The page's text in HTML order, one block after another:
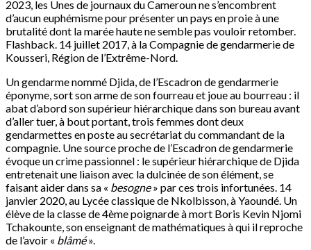
2023, les Unes de journaux du Cameroun ne s’encombrent
d’aucun euphémisme pour présenter un pays en proie à une
brutalité dont la marée haute ne semble pas vouloir retomber.
Flashback. 14 juillet 2017, à la Compagnie de gendarmerie de
Kousseri, Région de l’Extrême-Nord.
Un gendarme nommé Djida, de l’Escadron de gendarmerie
éponyme, sort son arme de son fourreau et joue au bourreau : il
abat d’abord son supérieur hiérarchique dans son bureau avant
d’aller tuer, à bout portant, trois femmes dont deux
gendarmettes en poste au secrétariat du commandant de la
compagnie. Une source proche de l’Escadron de gendarmerie
évoque un crime passionnel : le supérieur hiérarchique de Djida
entretenait une liaison avec la dulcinée de son élément, se
faisant aider dans sa « besogne» par ces trois infortunées. 14
janvier 2020, au Lycée classique de Nkolbisson, à Yaoundé. Un
élève de la classe de 4ème poignarde à mort Boris Kevin Njomi
Tchakounte, son enseignant de mathématiques à qui il reproche
de l’avoir « blâmé».